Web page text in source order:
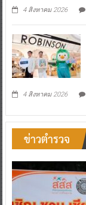
4 สิงหาคม 2026
4 สิงหาคม 2026
ข่าวตำรวจ